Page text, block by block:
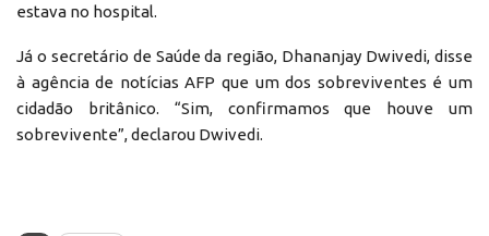
estava no hospital.
Já o secretário de Saúde da região, Dhananjay Dwivedi, disse
à agência de notícias AFP que um dos sobreviventes é um
cidadão britânico. “Sim, confirmamos que houve um
sobrevivente”, declarou Dwivedi.